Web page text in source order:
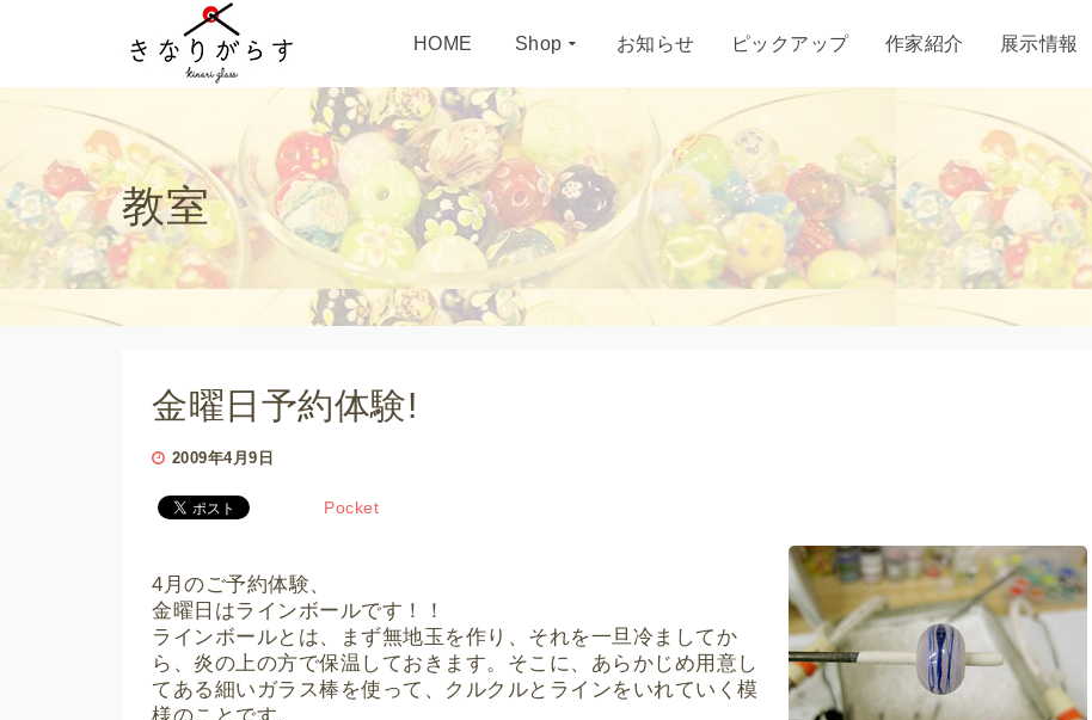
HOME Shop お知らせ ピックアップ 作家紹介 展示情報
教室
金曜日予約体験!
2009年4月9日
Pocket
4月のご予約体験、
金曜日はラインボールです！！
ラインボールとは、まず無地玉を作り、それを一旦冷ましてか
ら、炎の上の方で保温しておきます。そこに、あらかじめ用意し
てある細いガラス棒を使って、クルクルとラインをいれていく模